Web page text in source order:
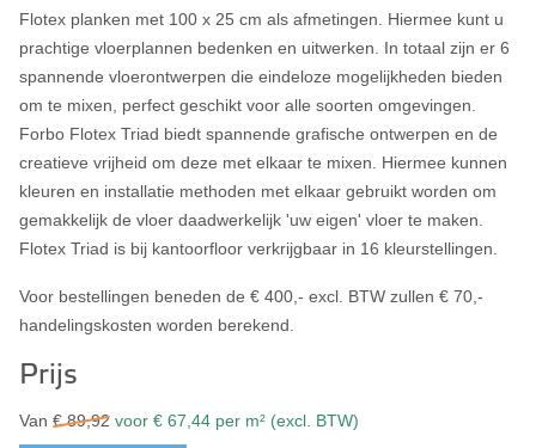
Flotex planken met 100 x 25 cm als afmetingen. Hiermee kunt u
prachtige vloerplannen bedenken en uitwerken. In totaal zijn er 6
spannende vloerontwerpen die eindeloze mogelijkheden bieden
om te mixen, perfect geschikt voor alle soorten omgevingen.
Forbo Flotex Triad biedt spannende grafische ontwerpen en de
creatieve vrijheid om deze met elkaar te mixen. Hiermee kunnen
kleuren en installatie methoden met elkaar gebruikt worden om
gemakkelijk de vloer daadwerkelijk 'uw eigen' vloer te maken.
Flotex Triad is bij kantoorfloor verkrijgbaar in 16 kleurstellingen.
Voor bestellingen beneden de € 400,- excl. BTW zullen € 70,-
handelingskosten worden berekend.
Prijs
Van € 89,92 voor € 67,44 per m² (excl. BTW)